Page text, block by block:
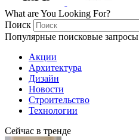
What are You Looking For?
Поиск
Популярные поисковые запросы
Акции
Архитектура
Дизайн
Новости
Строительство
Технологии
Сейчас в тренде